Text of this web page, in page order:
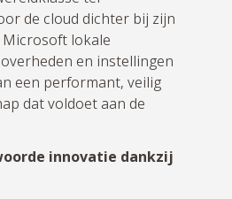
de cloud dichter bij zijn
lokale
en instellingen
een performant, veilig
dat voldoet aan de
innovatie dankzij